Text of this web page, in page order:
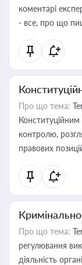
коментарі
- все, про що
Про що тема:
контролю,
правових
Про що тема:
регулювання
діяльність